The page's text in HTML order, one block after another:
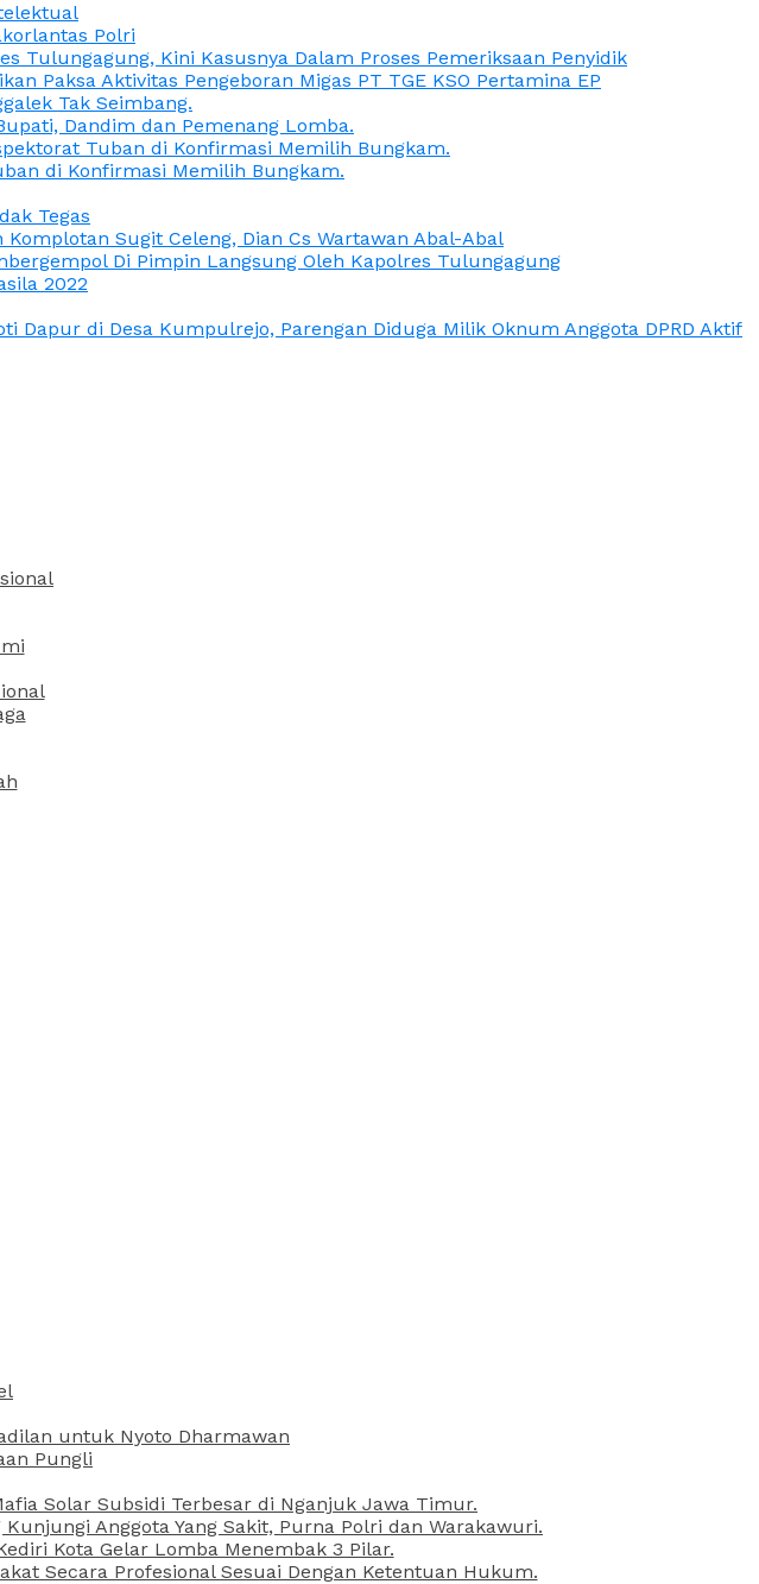
Polri
Tulungagung, Kini Kasusnya Dalam Proses Pemeriksaan Penyidik
Paksa Aktivitas Pengeboran Migas PT TGE KSO Pertamina EP
Tak Seimbang.
Dandim dan Pemenang Lomba.
Tuban di Konfirmasi Memilih Bungkam.
di Konfirmasi Memilih Bungkam.
Tegas
Sugit Celeng, Dian Cs Wartawan Abal-Abal
Di Pimpin Langsung Oleh Kapolres Tulungagung
2022
Dapur di Desa Kumpulrejo, Parengan Diduga Milik Oknum Anggota DPRD Aktif
untuk Nyoto Dharmawan
Pungli
Solar Subsidi Terbesar di Nganjuk Jawa Timur.
Anggota Yang Sakit, Purna Polri dan Warakawuri.
Kota Gelar Lomba Menembak 3 Pilar.
Secara Profesional Sesuai Dengan Ketentuan Hukum.